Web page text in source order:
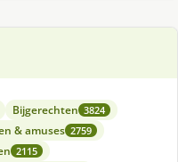
Bijgerechten 3824
& amuses 2759
2115